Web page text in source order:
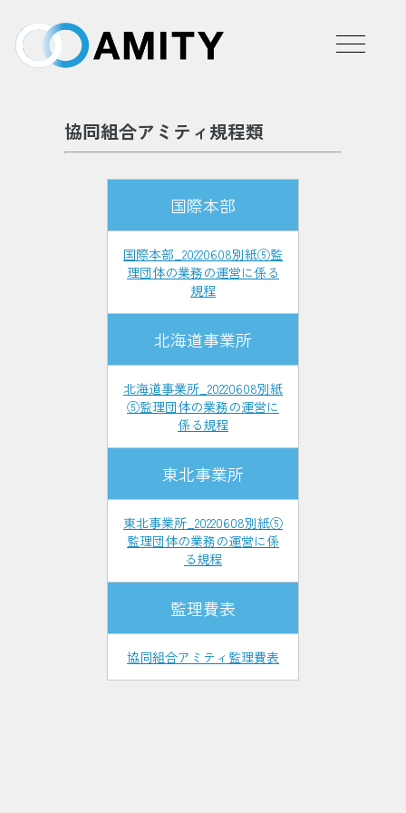
協同組合アミティ規程類
国際本部
国際本部_20220608別紙⑤監
理団体の業務の運営に係る
規程
北海道事業所
北海道事業所_20220608別紙
⑤監理団体の業務の運営に
係る規程
東北事業所
東北事業所_20220608別紙⑤
監理団体の業務の運営に係
る規程
監理費表
協同組合アミティ監理費表